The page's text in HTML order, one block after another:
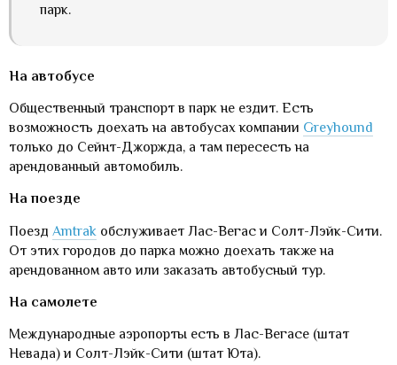
парк.
На автобусе
Общественный транспорт в парк не ездит. Есть
возможность доехать на автобусах компании Greyhound
только до Сейнт-Джоржда, а там пересесть на
арендованный автомобиль.
На поезде
Поезд Amtrak обслуживает Лас-Вегас и Солт-Лэйк-Сити.
От этих городов до парка можно доехать также на
арендованном авто или заказать автобусный тур.
На самолете
Международные аэропорты есть в Лас-Вегасе (штат
Невада) и Солт-Лэйк-Сити (штат Юта).